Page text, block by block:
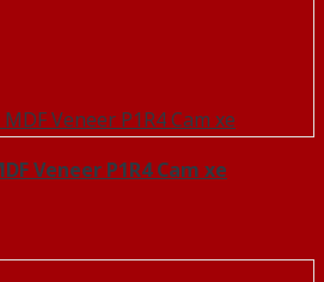
Veneer P1R4 Cam xe